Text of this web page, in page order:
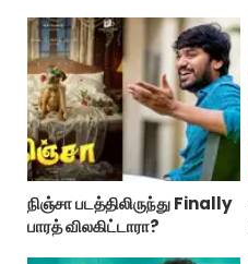
நிஞ்சா படத்திலிருந்து Finally
பாரத் விலகிட்டாரா?